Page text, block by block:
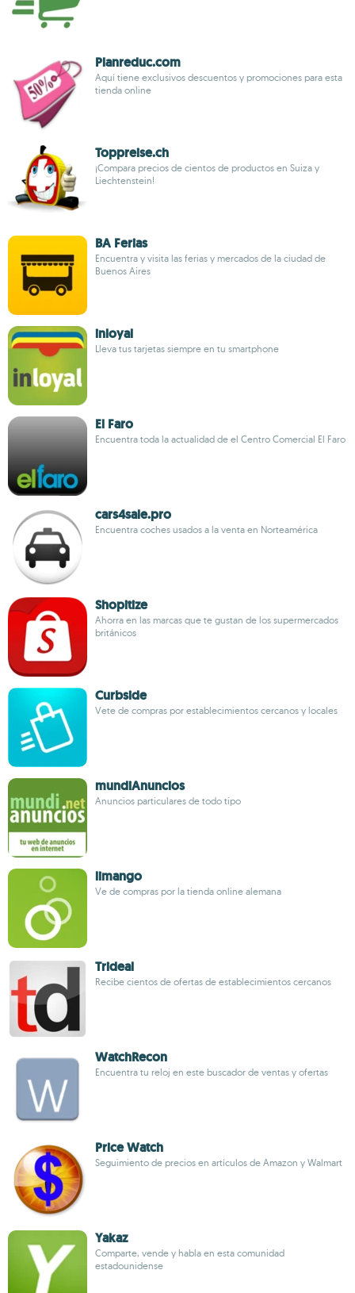
Planreduc.com
Aquí tiene exclusivos descuentos y promociones para esta
tienda online
Toppreise.ch
¡Compara precios de cientos de productos en Suiza y
Liechtenstein!
BA Ferias
Encuentra y visita las ferias y mercados de la ciudad de
Buenos Aires
inloyal
Lleva tus tarjetas siempre en tu smartphone
El Faro
Encuentra toda la actualidad de el Centro Comercial El Faro
cars4sale.pro
Encuentra coches usados a la venta en Norteamérica
Shopitize
Ahorra en las marcas que te gustan de los supermercados
británicos
Curbside
Vete de compras por establecimientos cercanos y locales
mundiAnuncios
Anuncios particulares de todo tipo
limango
Ve de compras por la tienda online alemana
Trideal
Recibe cientos de ofertas de establecimientos cercanos
WatchRecon
Encuentra tu reloj en este buscador de ventas y ofertas
Price Watch
Seguimiento de precios en artículos de Amazon y Walmart
Yakaz
Comparte, vende y habla en esta comunidad
estadounidense